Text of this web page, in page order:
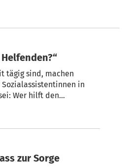
tägig sind, machen
in
Wer hilft den
zur Sorge